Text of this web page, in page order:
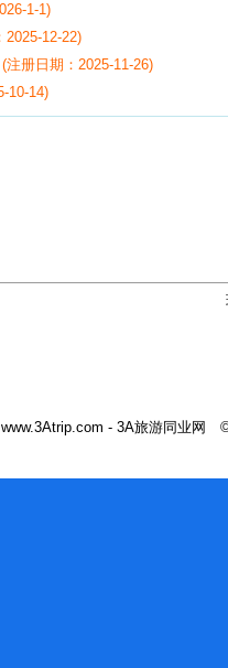
1-1)
12-22)
册日期：2025-11-26)
10-14)
www.3Atrip.com - 3A旅游同业